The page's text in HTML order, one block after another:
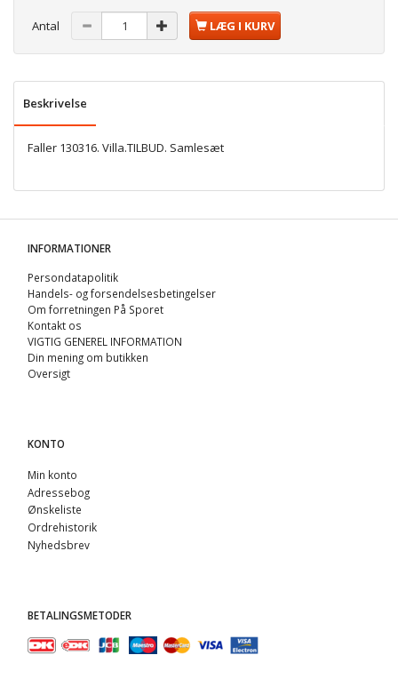
Antal LÆG I KURV
Beskrivelse
Faller 130316. Villa.TILBUD. Samlesæt
INFORMATIONER
Persondatapolitik
Handels- og forsendelsesbetingelser
Om forretningen På Sporet
Kontakt os
VIGTIG GENEREL INFORMATION
Din mening om butikken
Oversigt
KONTO
Min konto
Adressebog
Ønskeliste
Ordrehistorik
Nyhedsbrev
BETALINGSMETODER